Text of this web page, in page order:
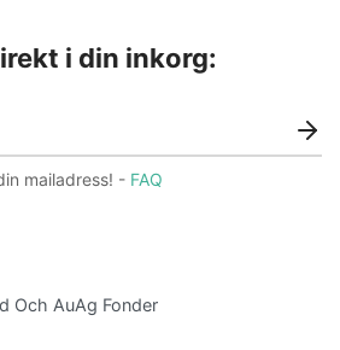
Och AuAg Fonder
i din inkorg:
mailadress! - FAQ